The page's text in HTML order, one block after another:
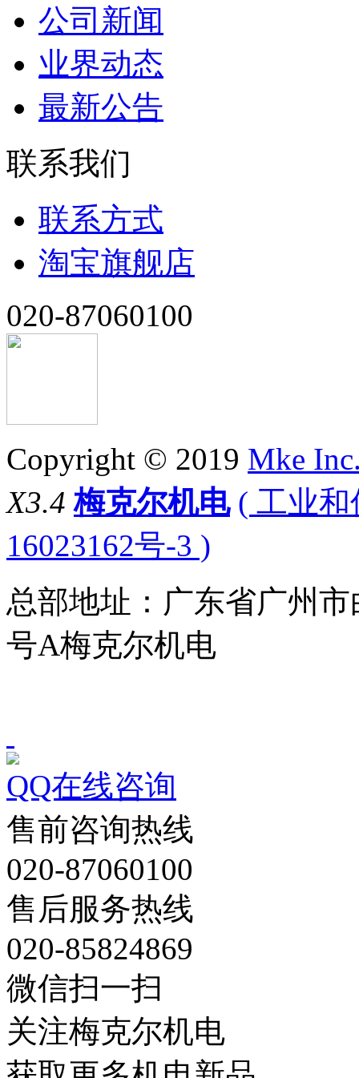
公司新闻
业界动态
最新公告
联系我们
联系方式
淘宝旗舰店
020-87060100
Copyright © 2019 Mke
X3.4 梅克尔机电 ( 工业和
16023162号-3 )
总部地址：广东省广州
号A梅克尔机电
QQ在线咨询
售前咨询热线
020-87060100
售后服务热线
020-85824869
微信扫一扫
关注梅克尔机电